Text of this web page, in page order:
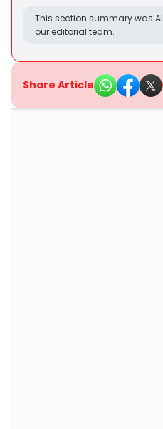
This section summary was
our editorial team.
Share Article